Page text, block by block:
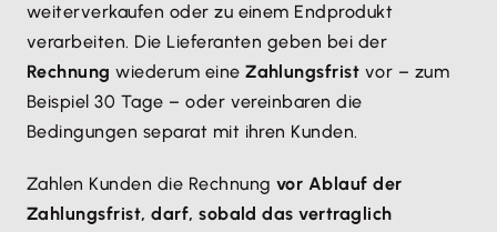
weiterverkaufen oder zu einem Endprodukt
verarbeiten. Die Lieferanten geben bei der
Rechnung wiederum eineZahlungsfrist vor – zum
Beispiel 30 Tage – oder vereinbaren die
Bedingungen separat mit ihren Kunden.
Zahlen Kunden die Rechnung vor Ablauf der
Zahlungsfrist, darf, sobald das vertraglich